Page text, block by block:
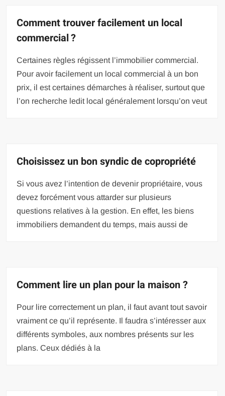
Comment trouver facilement un local
commercial ?
Certaines règles régissent l’immobilier commercial.
Pour avoir facilement un local commercial à un bon
prix, il est certaines démarches à réaliser, surtout que
l’on recherche ledit local généralement lorsqu’on veut
Choisissez un bon syndic de copropriété
Si vous avez l’intention de devenir propriétaire, vous
devez forcément vous attarder sur plusieurs
questions relatives à la gestion. En effet, les biens
immobiliers demandent du temps, mais aussi de
Comment lire un plan pour la maison ?
Pour lire correctement un plan, il faut avant tout savoir
vraiment ce qu’il représente. Il faudra s’intéresser aux
différents symboles, aux nombres présents sur les
plans. Ceux dédiés à la